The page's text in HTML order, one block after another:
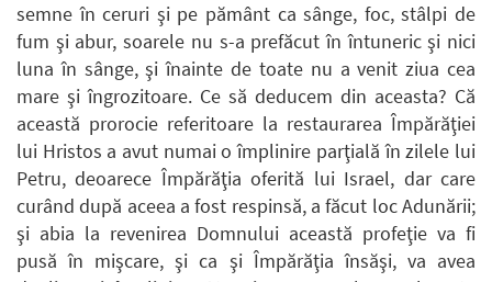
semne în ceruri şi pe pământ ca sânge, foc, stâlpi de
fum şi abur, soarele nu s-a prefăcut în întuneric şi nici
luna în sânge, şi înainte de toate nu a venit ziua cea
mare şi îngrozitoare. Ce să deducem din aceasta? Că
această prorocie referitoare la restaurarea Împărăţiei
lui Hristos a avut numai o împlinire parţială în zilele lui
Petru, deoarece Împărăţia oferită lui Israel, dar care
curând după aceea a fost respinsă, a făcut loc Adunării;
şi abia la revenirea Domnului această profeţie va fi
pusă în mişcare, şi ca şi Împărăţia însăşi, va avea